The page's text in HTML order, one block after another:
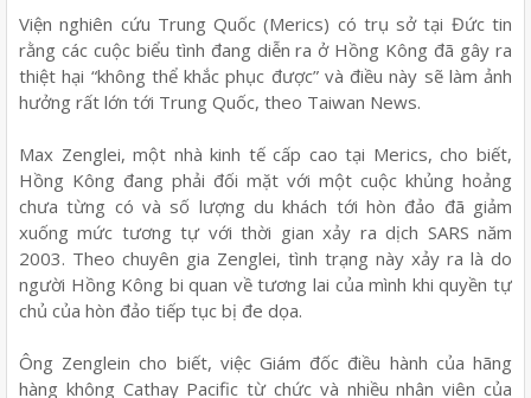
Viện nghiên cứu Trung Quốc (Merics) có trụ sở tại Đức tin
rằng các cuộc biểu tình đang diễn ra ở Hồng Kông đã gây ra
thiệt hại “không thể khắc phục được” và điều này sẽ làm ảnh
hưởng rất lớn tới Trung Quốc, theo Taiwan News.
Max Zenglei, một nhà kinh tế cấp cao tại Merics, cho biết,
Hồng Kông đang phải đối mặt với một cuộc khủng hoảng
chưa từng có và số lượng du khách tới hòn đảo đã giảm
xuống mức tương tự với thời gian xảy ra dịch SARS năm
2003. Theo chuyên gia Zenglei, tình trạng này xảy ra là do
người Hồng Kông bi quan về tương lai của mình khi quyền tự
chủ của hòn đảo tiếp tục bị đe dọa.
Ông Zenglein cho biết, việc Giám đốc điều hành của hãng
hàng không Cathay Pacific từ chức và nhiều nhân viên của